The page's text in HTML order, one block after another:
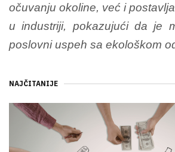
očuvanju okoline, već i
u industriji, pokazujući da je
poslovni uspeh sa ekološkom
NAJČITANIJE